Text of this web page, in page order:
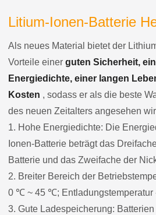
Litium-Ionen-Batterie
Als neues Material bietet der
Vorteile einer guten Sicherheit,
Energiedichte, einer langen
Kosten , sodass er als die beste
des neuen Zeitalters angesehen
1. Hohe Energiedichte: Die
Ionen-Batterie beträgt das
Batterie und das Zweifache der
2. Breiter Bereich der
0 ℃ ~ 45 ℃;
3. Gute Ladespeicherung: